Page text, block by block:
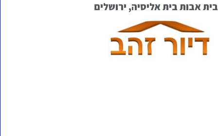
בית אבות בית אליסיה, ירושלים